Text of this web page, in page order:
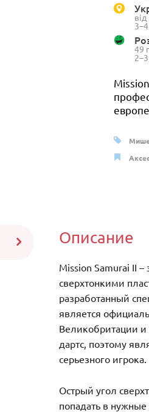
49
Описание
Mission Samurai II –
сверхтонкими
разработанный
является
Великобритации
дартс, поэтому
серьезного игрока.
Острый угол
попадать в